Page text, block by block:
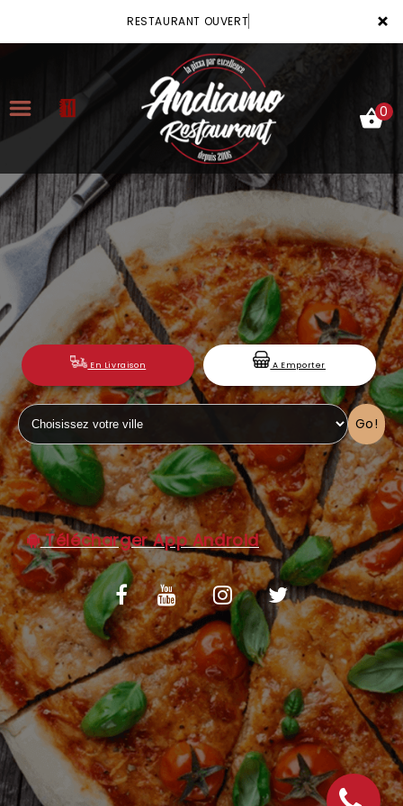
×
RESTAURANT OUVERT
ACCUEIL
LA CARTE
VOTRE COMPTE
NOTRE RESTAURANT
VOS AVIS
MENTIONS LÉGALES
C.G.V
0
En Livraison A Emporter
Go!
Télécharger App Android